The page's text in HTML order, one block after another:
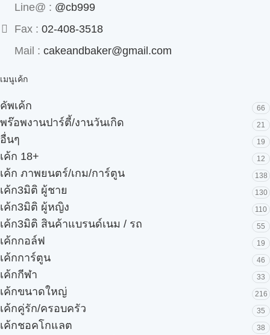
Line@ : @cb999
Fax : 02-408-3518
Mail : cakeandbaker@gmail.com
เมนูเค้ก
คัพเค้ก 66
พร๊อพงานปาร์ตี้/งานวันเกิด 21
อื่นๆ 19
เค้ก 18+ 12
เค้ก ภาพยนตร์/เกม/การ์ตูน 138
เค้ก3มิติ ผู้ชาย 130
เค้ก3มิติ ผู้หญิง 110
เค้ก3มิติ สินค้าแบรนด์เนม / รถ 55
เค้กกอล์ฟ 19
เค้กการ์ตูน 46
เค้กกีฬา 33
เค้กขนาดใหญ่ 216
เค้กคู่รัก/ครอบครัว 35
เค้กชอคโกแลต 38